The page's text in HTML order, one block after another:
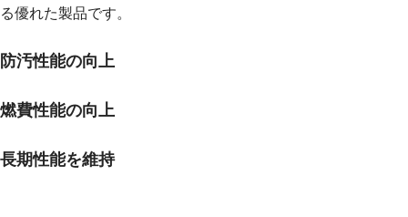
る優れた製品です。
防汚性能の向上
燃費性能の向上
長期性能を維持